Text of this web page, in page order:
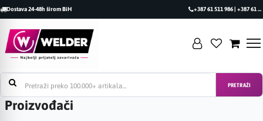
Dostava 24-48h širom BiH +387 61 511 986 | +387 61 493 470
PRETRAŽI
Proizvođači